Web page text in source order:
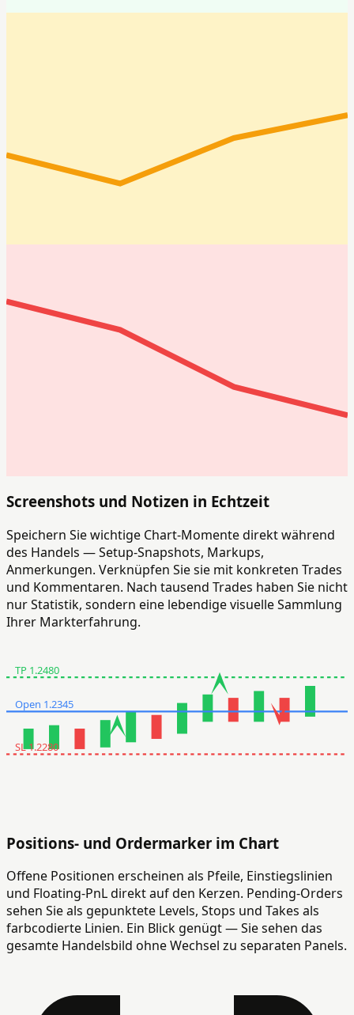
Screenshots und Notizen in Echtzeit
Speichern Sie wichtige Chart-Momente direkt während
des Handels — Setup-Snapshots, Markups,
Anmerkungen. Verknüpfen Sie sie mit konkreten Trades
und Kommentaren. Nach tausend Trades haben Sie nicht
nur Statistik, sondern eine lebendige visuelle Sammlung
Ihrer Markterfahrung.
Open 1.2345
TP 1.2480
SL 1.2280
Positions- und Ordermarker im Chart
Offene Positionen erscheinen als Pfeile, Einstiegslinien
und Floating-PnL direkt auf den Kerzen. Pending-Orders
sehen Sie als gepunktete Levels, Stops und Takes als
farbcodierte Linien. Ein Blick genügt — Sie sehen das
gesamte Handelsbild ohne Wechsel zu separaten Panels.